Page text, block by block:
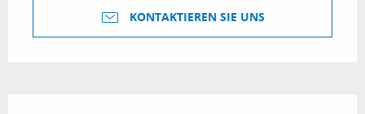
KONTAKTIEREN SIE UNS